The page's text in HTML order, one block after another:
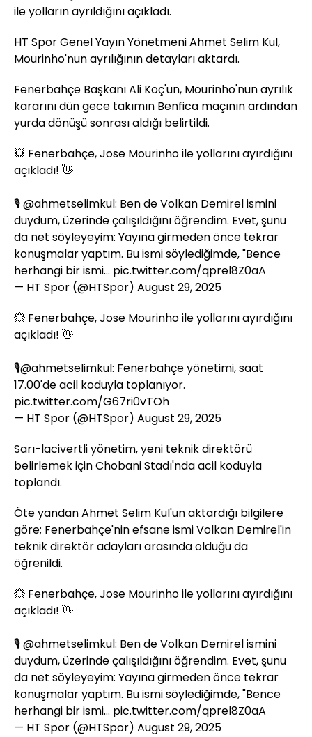
ile yolların ayrıldığını açıkladı.
HT Spor Genel Yayın Yönetmeni Ahmet Selim Kul,
Mourinho'nun ayrılığının detayları aktardı.
Fenerbahçe Başkanı Ali Koç'un, Mourinho'nun ayrılık
kararını dün gece takımın Benfica maçının ardından
yurda dönüşü sonrası aldığı belirtildi.
💥 Fenerbahçe, Jose Mourinho ile yollarını ayırdığını
açıkladı! 👋
🎙️@ahmetselimkul: Ben de Volkan Demirel ismini
duydum, üzerinde çalışıldığını öğrendim. Evet, şunu
da net söyleyeyim: Yayına girmeden önce tekrar
konuşmalar yaptım. Bu ismi söylediğimde, "Bence
herhangi bir ismi… pic.twitter.com/qprel8Z0aA
— HT Spor (@HTSpor) August 29, 2025
💥 Fenerbahçe, Jose Mourinho ile yollarını ayırdığını
açıkladı! 👋
🎙️@ahmetselimkul: Fenerbahçe yönetimi, saat
17.00'de acil koduyla toplanıyor.
pic.twitter.com/G67ri0vTOh
— HT Spor (@HTSpor) August 29, 2025
Sarı-lacivertli yönetim, yeni teknik direktörü
belirlemek için Chobani Stadı'nda acil koduyla
toplandı.
Öte yandan Ahmet Selim Kul'un aktardığı bilgilere
göre; Fenerbahçe'nin efsane ismi Volkan Demirel'in
teknik direktör adayları arasında olduğu da
öğrenildi.
💥 Fenerbahçe, Jose Mourinho ile yollarını ayırdığını
açıkladı! 👋
🎙️@ahmetselimkul: Ben de Volkan Demirel ismini
duydum, üzerinde çalışıldığını öğrendim. Evet, şunu
da net söyleyeyim: Yayına girmeden önce tekrar
konuşmalar yaptım. Bu ismi söylediğimde, "Bence
herhangi bir ismi… pic.twitter.com/qprel8Z0aA
— HT Spor (@HTSpor) August 29, 2025